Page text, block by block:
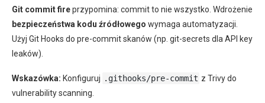
Git commit fireprzypomina: commit to nie wszystko. Wdrożenie
bezpieczeństwa kodu źródłowego wymaga automatyzacji.
Użyj Git Hooks do pre-commit skanów (np. git-secrets dla API key
leaków).
Wskazówka: Konfiguruj .githooks/pre-commit z Trivy do
vulnerability scanning.